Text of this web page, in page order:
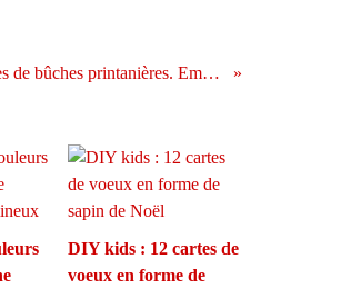
Pâques : 4 idées de bûches printanières. Emballés ? Alors c'est roulé !
DIY kids : 12 cartes de
voeux en forme de